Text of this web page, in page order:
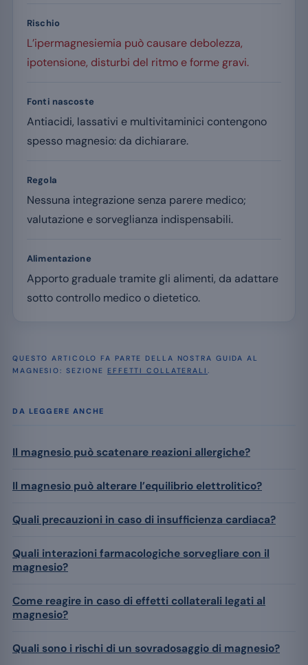
Rischio
L’ipermagnesiemia può causare debolezza,
ipotensione, disturbi del ritmo e forme gravi.
Fonti nascoste
Antiacidi, lassativi e multivitaminici contengono
spesso magnesio: da dichiarare.
Regola
Nessuna integrazione senza parere medico;
valutazione e sorveglianza indispensabili.
Alimentazione
Apporto graduale tramite gli alimenti, da adattare
sotto controllo medico o dietetico.
QUESTO ARTICOLO FA PARTE DELLA NOSTRA GUIDA AL
MAGNESIO: SEZIONEEFFETTI COLLATERALI .
DA LEGGERE ANCHE
Il magnesio può scatenare reazioni allergiche?
Il magnesio può alterare l’equilibrio elettrolitico?
Quali precauzioni in caso di insufficienza cardiaca?
Quali interazioni farmacologiche sorvegliare con il
magnesio?
Come reagire in caso di effetti collaterali legati al
magnesio?
Quali sono i rischi di un sovradosaggio di magnesio?